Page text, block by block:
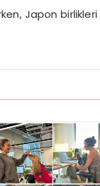
Japon birlikleri